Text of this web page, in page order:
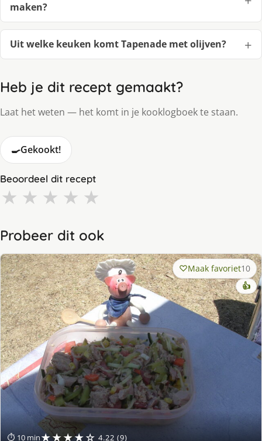
maken?
Uit welke keuken komt Tapenade met olijven?
Heb je dit recept gemaakt?
Laat het weten — het komt in je kooklogboek te staan.
🍳Gekookt!
Beoordeel dit recept
★ ★ ★ ★ ★
Probeer dit ook
⏱ 10 min★★★★☆ 4.22 (9)
Maak favoriet10
👍